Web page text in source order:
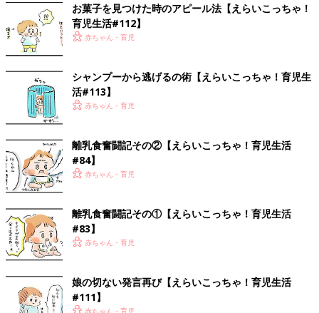
お菓子を見つけた時のアピール法【えらいこっちゃ！
育児生活#112】
赤ちゃん・育児
シャンプーから逃げるの術【えらいこっちゃ！育児生
活#113】
赤ちゃん・育児
離乳食奮闘記その②【えらいこっちゃ！育児生活
#84】
赤ちゃん・育児
離乳食奮闘記その①【えらいこっちゃ！育児生活
#83】
赤ちゃん・育児
娘の切ない発言再び【えらいこっちゃ！育児生活
#111】
赤ちゃん・育児